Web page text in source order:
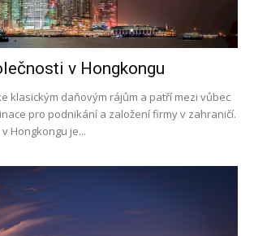
v Hongkongu
klasickým daňovým rájům a patří mezi vůbec
pro podnikání a založení firmy v zahraničí.
Hongkongu je...